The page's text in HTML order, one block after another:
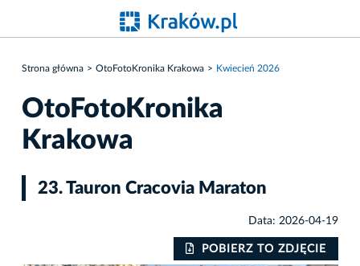
Strona główna OtoFotoKronika Krakowa Kwiecień 2026
OtoFotoKronika
Krakowa
23. Tauron Cracovia Maraton
Data: 2026-04-19
POBIERZ TO ZDJĘCIE